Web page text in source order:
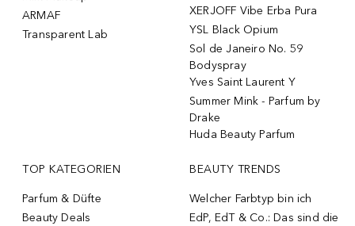
ARMAF
Transparent Lab
XERJOFF Vibe Erba Pura
YSL Black Opium
Sol de Janeiro No. 59
Bodyspray
Yves Saint Laurent Y
Summer Mink - Parfum by
Drake
Huda Beauty Parfum
TOP KATEGORIEN
Parfum & Düfte
Beauty Deals
BEAUTY TRENDS
Welcher Farbtyp bin ich
EdP, EdT & Co.: Das sind die